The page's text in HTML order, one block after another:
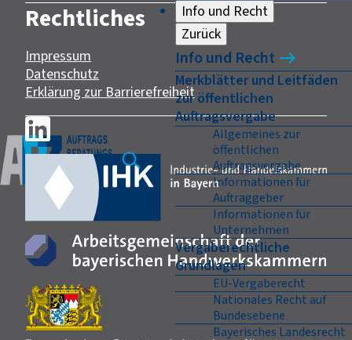
Info und Recht
Zurück
Info und Recht
Merkblätter und Leitfäden
zur öffentlichen
Auftragsvergabe
Allgemeines zur
öffentlichen
Auftragsvergabe
Informationen für
Auftraggeber
Informationen für
Unternehmen
Vergaberechtliche
Grundlagen
EU-Vergaberecht
Nationales Recht auf
Bundesebene
Bayerisches Landesrecht
Rechtliches
Impressum
Datenschutz
Erklärung zur Barrierefreiheit